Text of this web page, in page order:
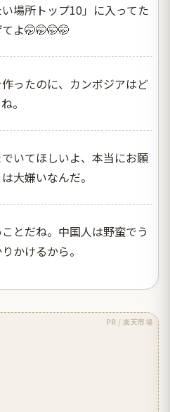
場所トップ10」に入ってた
よ🤭🤭🤭🤭
ったのに、カンボジアはど
。
いてほしいよ、本当にお願
大嫌いなんだ。
とだね。中国人は野蛮でう
かけるから。
PR / 楽天市場